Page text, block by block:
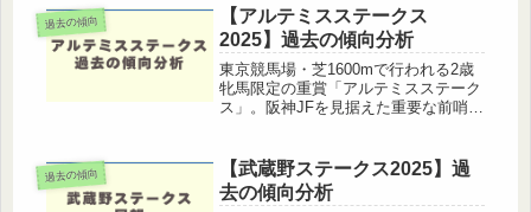
1200m）として行われており、今年か
ら中京芝1400mに舞台...
過去の傾向
【アルテミスステークス
2025】過去の傾向分析
東京競馬場・芝1600mで行われる2歳
牝馬限定の重賞「アルテミスステーク
ス」。阪神JFを見据えた重要な前哨戦
は馬券攻略に直結します。この記事で
は過去10年のデータをもとに、...
過去の傾向
【武蔵野ステークス2025】過
去の傾向分析